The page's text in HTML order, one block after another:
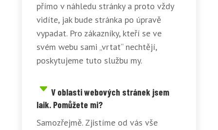
přímo v náhledu stránky a proto vždy
vidíte, jak bude stránka po úpravě
vypadat. Pro zákazníky, kteří se ve
svém webu sami „vrtat“ nechtějí,
poskytujeme tuto službu my.
V oblasti webových stránek jsem
laik. Pomůžete mi?
Samozřejmě. Zjistíme od vás vše